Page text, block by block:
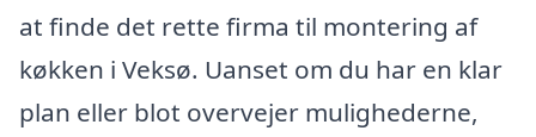
at finde det rette firma til montering af
køkken i Veksø. Uanset om du har en klar
plan eller blot overvejer mulighederne,